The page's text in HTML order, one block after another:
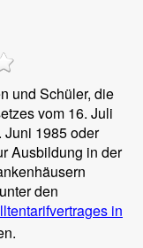
und Schüler, die
vom 16. Juli
Juni 1985 oder
Ausbildung in der
den
in